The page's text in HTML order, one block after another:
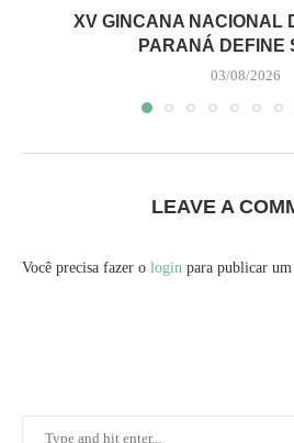
XV GINCANA NACIONAL
PARANÁ DEFINE
03/08/2026
LEAVE A
Você precisa fazer o login para publicar